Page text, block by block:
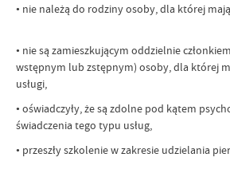
• nie należą do rodziny osoby, dla której
• nie są zamieszkującym oddzielnie
wstępnym lub zstępnym) osoby, dla której
• oświadczyły, że są zdolne pod kątem
świadczenia tego typu
• przeszły szkolenie w zakresie